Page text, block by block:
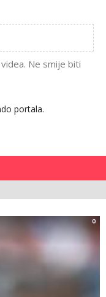
Ne smije biti
portala.
0